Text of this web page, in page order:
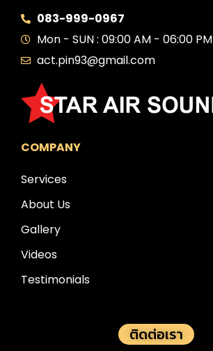
083-999-0967
Mon - SUN : 09:00 AM - 06:00 PM
act.pin93@gmail.com
COMPANY
Services
About Us
Gallery
Videos
Testimonials
ติดต่อเรา